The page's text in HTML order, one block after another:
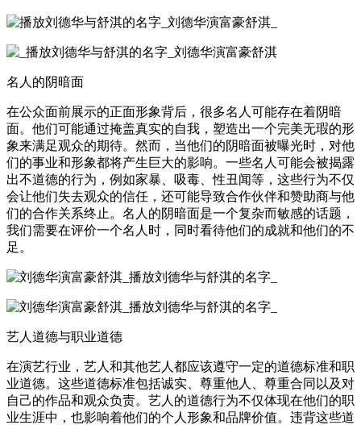
名人的阴暗面
在公众面前展示的正面形象背后，很多名人可能存在着阴暗
面。他们可能通过掩盖真实的自我，塑造出一个完美无瑕的形
象来满足观众的期待。然而，当他们的阴暗面被曝光时，对他
们的事业和形象都将产生巨大的影响。一些名人可能会被揭露
出不道德的行为，例如家暴、吸毒、性丑闻等，这些行为不仅
会让他们失去观众的信任，还可能导致合作伙伴和赞助商与他
们的合作关系终止。名人的阴暗面是一个复杂而敏感的话题，
我们需要在评价一个名人时，同时看待他们的成就和他们的不
足。
艺人道德与职业道德
在演艺行业，艺人和其他艺人都应该遵守一定的道德标准和职
业道德。这些道德标准包括诚实、尊重他人、尊重合同以及对
自己的作品和观众负责。艺人的道德行为不仅体现在他们的职
业生涯中，也影响着他们的个人形象和品牌价值。违背这些道